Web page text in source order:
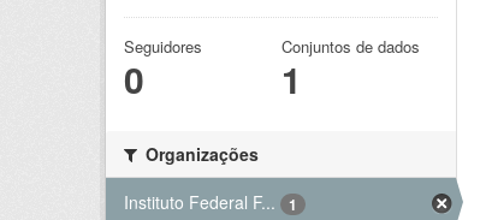
Seguidores
0
Conjuntos de dados
1
Organizações
Instituto Federal F...
1